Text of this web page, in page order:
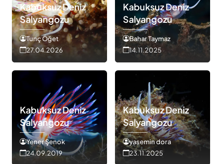
Kabuksuz Deniz
Salyangozu
Tunç Öğet
27.04.2026
Kabuksuz Deniz
Salyangozu
Bahar Taymaz
14.11.2025
Kabuksuz Deniz
Salyangozu
Yener Şenok
24.09.2019
Kabuksuz Deniz
Salyangozu
yasemin dora
23.11.2025